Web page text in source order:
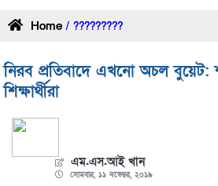
Home / ?????????
নিরব প্রতিবাদে এখনো অচল বুয়েট:
শিক্ষার্থীরা
এম.এস.আই খান
সোমবার, ১১ নভেম্বর, ২০১৯